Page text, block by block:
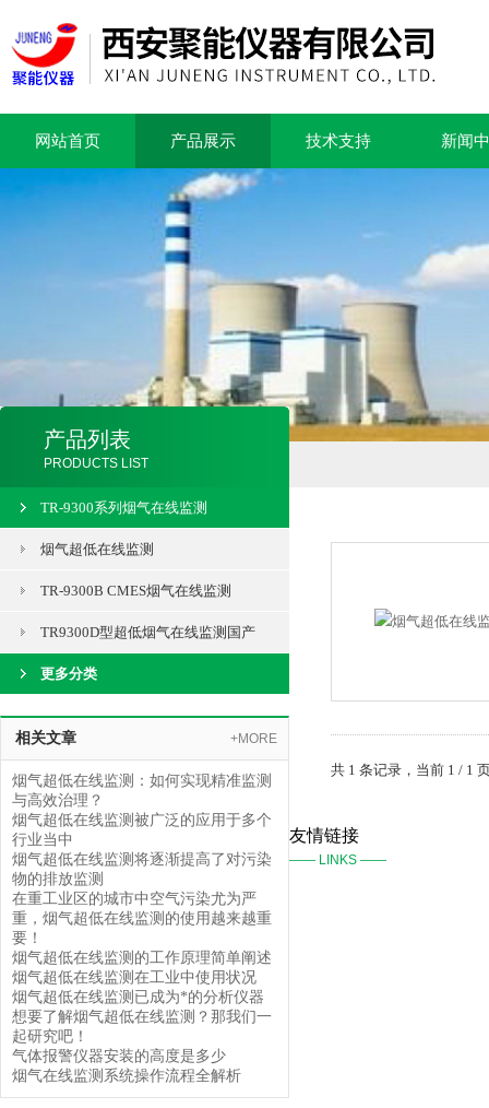
网站首页 产品展示 技术支持 新闻
产品列表
PRODUCTS LIST
TR-9300系列烟气在线监测
烟气超低在线监测
TR-9300B CMES烟气在线监测
TR9300D型超低烟气在线监测国产
更多分类
相关文章 +MORE
烟气超低在线监测：如何实现精准监测
与高效治理？
烟气超低在线监测被广泛的应用于多个
行业当中
烟气超低在线监测将逐渐提高了对污染
物的排放监测
在重工业区的城市中空气污染尤为严
重，烟气超低在线监测的使用越来越重
要！
烟气超低在线监测的工作原理简单阐述
烟气超低在线监测在工业中使用状况
烟气超低在线监测已成为*的分析仪器
想要了解烟气超低在线监测？那我们一
起研究吧！
气体报警仪器安装的高度是多少
烟气在线监测系统操作流程全解析
共 1 条记录，当前 1 / 1
友情链接
—— LINKS ——